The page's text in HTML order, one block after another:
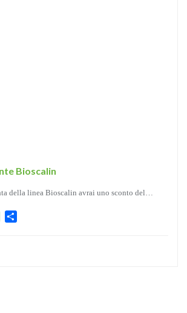
Bioscalin
della linea Bioscalin avrai uno sconto del…
WhatsApp